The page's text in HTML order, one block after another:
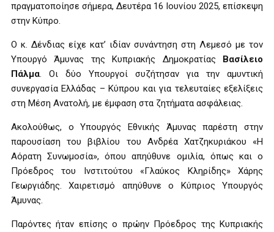
πραγματοποίησε σήμερα, Δευτέρα 16 Ιουνίου 2025, επίσκεψη
στην Κύπρο.
Ο κ. Δένδιας είχε κατ’ ιδίαν συνάντηση στη Λεμεσό με τον
Υπουργό Άμυνας της Κυπριακής Δημοκρατίας Βασίλειο
Πάλμα. Οι δύο Υπουργοί συζήτησαν για την αμυντική
συνεργασία Ελλάδας – Κύπρου και για τελευταίες εξελίξεις
στη Μέση Ανατολή, με έμφαση στα ζητήματα ασφάλειας.
Ακολούθως, ο Υπουργός Εθνικής Άμυνας παρέστη στην
παρουσίαση του βιβλίου του Ανδρέα Χατζηκυριάκου «Η
Αόρατη Συνωμοσία», όπου απηύθυνε ομιλία, όπως και ο
Πρόεδρος του Ινστιτούτου «Γλαύκος Κληρίδης» Χάρης
Γεωργιάδης. Χαιρετισμό απηύθυνε ο Κύπριος Υπουργός
Άμυνας.
Παρόντες ήταν επίσης ο πρώην Πρόεδρος της Κυπριακής